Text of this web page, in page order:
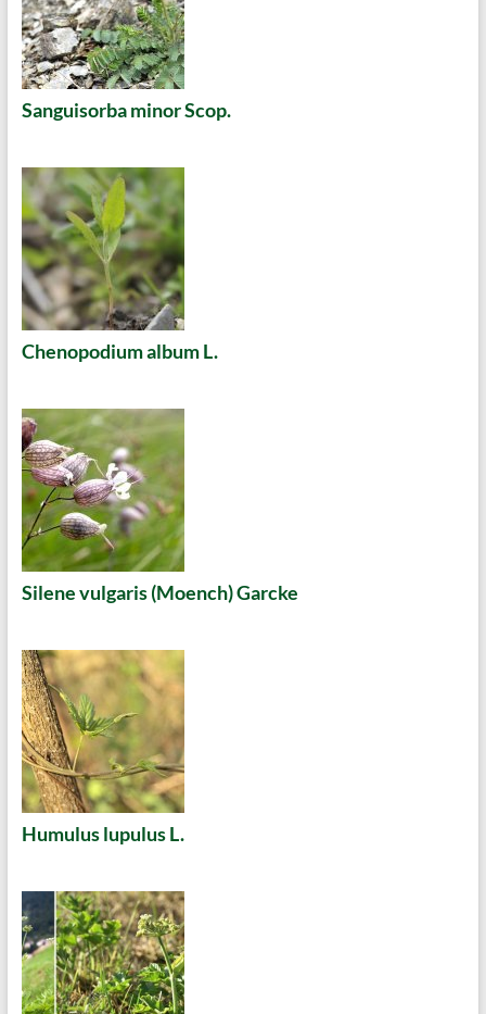
Sanguisorba minor Scop.
Chenopodium album L.
Silene vulgaris (Moench) Garcke
Humulus lupulus L.